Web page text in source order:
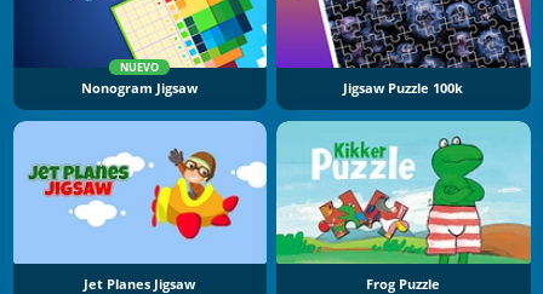
NUEVO
Nonogram Jigsaw Jigsaw Puzzle 100k
Jet Planes Jigsaw Frog Puzzle